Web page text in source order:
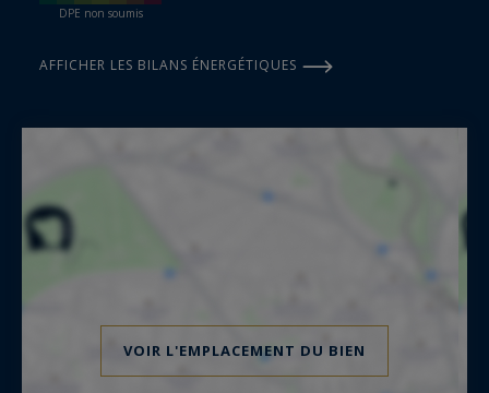
DPE non soumis
AFFICHER LES BILANS ÉNERGÉTIQUES
VOIR L'EMPLACEMENT DU BIEN